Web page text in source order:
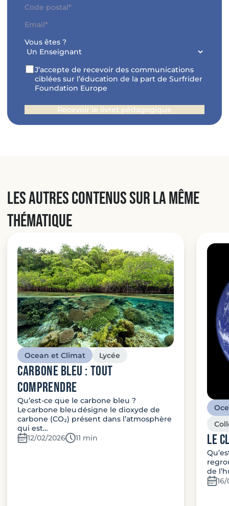
Adresse*
postal
E-
Vous êtes ?
RGPDJ’accepte de recevoir des communications
ciblées sur l’éducation de la part de Surfrider
Foundation Europe
Les autres contenus sur la même
thématique
Ocean et Climat Lycée
carbone bleu : Tout
comprendre
Qu’est-ce que le carbone bleu ?
Le carbone bleu désigne le dioxyde de
carbone (CO₂) présent dans l’atmosphère
qui est…
12/02/2026
Temps de lecture:
11 min Le
de